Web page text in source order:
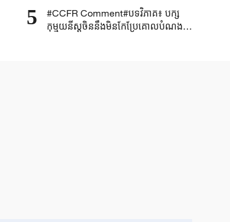
សមុទ្រចិនខាងត្បូងឥឡូវនេះ
5
#CCFR Comment#បទវិភាគ៖ បក្ស
កុម្មុយនីស្តចិននឹងមិនកែប្រែគោលបំណង